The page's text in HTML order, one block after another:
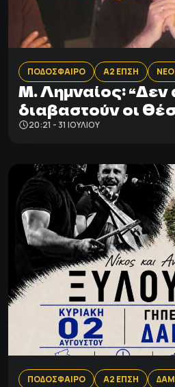
ΠΟΔΟΣΦΑΙΡΟ Α2 ΕΠΣΗ
Μ. Λημναίος:
διαβαστούν οι
20:21 - 31 ΙΟΥΛΊΟΥ
ΠΟΔΟΣΦΑΙΡΟ Α2 ΕΠΣΗ